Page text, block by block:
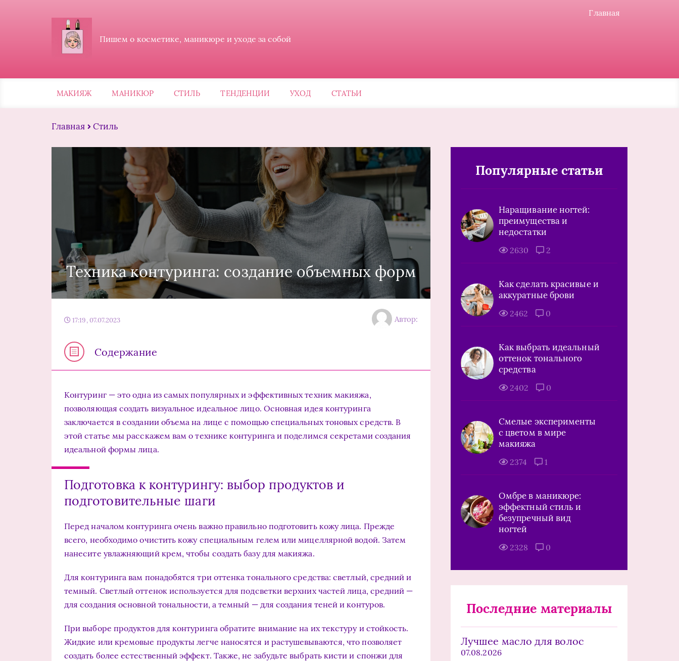
Главная
Пишем о косметике, маникюре и уходе за собой
МАКИЯЖ МАНИКЮР СТИЛЬ ТЕНДЕНЦИИ УХОД СТАТЬИ
Главная Стиль
Техника контуринга: создание объемных форм
17:19, 07.07.2023 Автор:
Содержание
Контуринг — это одна из самых популярных и эффективных техник макияжа,
позволяющая создать визуальное идеальное лицо. Основная идея контуринга
заключается в создании объема на лице с помощью специальных тоновых средств. В
этой статье мы расскажем вам о технике контуринга и поделимся секретами создания
идеальной формы лица.
Подготовка к контурингу: выбор продуктов и
подготовительные шаги
Перед началом контуринга очень важно правильно подготовить кожу лица. Прежде
всего, необходимо очистить кожу специальным гелем или мицеллярной водой. Затем
нанесите увлажняющий крем, чтобы создать базу для макияжа.
Для контуринга вам понадобятся три оттенка тонального средства: светлый, средний и
темный. Светлый оттенок используется для подсветки верхних частей лица, средний —
для создания основной тональности, а темный — для создания теней и контуров.
При выборе продуктов для контуринга обратите внимание на их текстуру и стойкость.
Жидкие или кремовые продукты легче наносятся и растушевываются, что позволяет
создать более естественный эффект. Также, не забудьте выбрать кисти и спонжи для
Популярные статьи
Наращивание ногтей:
преимущества и
недостатки
2630 2
Как сделать красивые и
аккуратные брови
2462 0
Как выбрать идеальный
оттенок тонального
средства
2402 0
Смелые эксперименты
с цветом в мире
макияжа
2374 1
Омбре в маникюре:
эффектный стиль и
безупречный вид
ногтей
2328 0
Последние материалы
Лучшее масло для волос
07.08.2026